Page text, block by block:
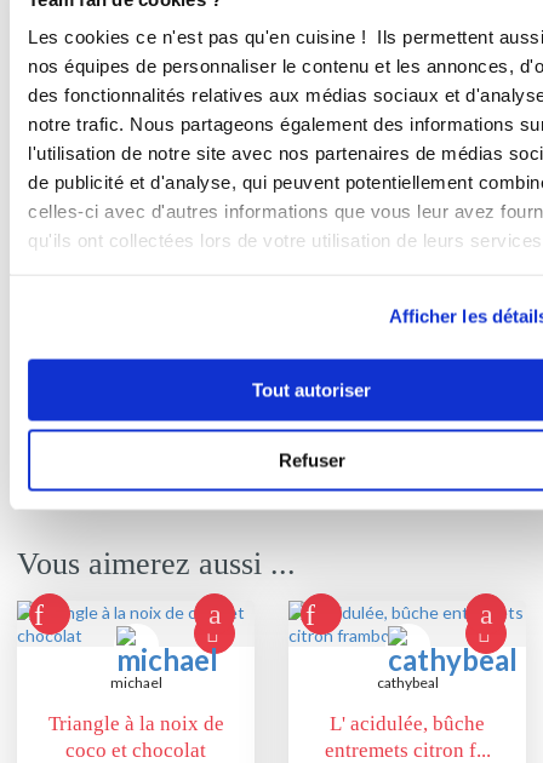
Les cookies ce n'est pas qu'en cuisine ! Ils permettent
nos équipes de personnaliser le contenu et les annonces,
des fonctionnalités relatives aux médias sociaux et
notre trafic. Nous partageons également des informations
l'utilisation de notre site avec nos partenaires de médias
de publicité et d'analyse, qui peuvent potentiellement
celles-ci avec d'autres informations que vous leur avez
qu'ils ont collectées lors de votre utilisation de leurs
Afficher les
Tout autoriser
Refuser
s'échapper va faire fondre le chocolat
et chauffer la crème pour obtenir une
belle ganache. Vider la ganache dans
l'entonnoir automatique. Démouler
les dômes savarins et déposer dans
les creux des dômes, une petite
quantité de chocolat fondu. Au choix,
à servir avec ou sans gourmandises
au centre (Billes croustillantes,
bonbons, œufs de Pâques...)
Bon appétit !
Vous aimerez aussi ...
michael
Triangle à la noix de
coco et chocolat
cathybeal
L' acidulée, bûche
entremets citron f...